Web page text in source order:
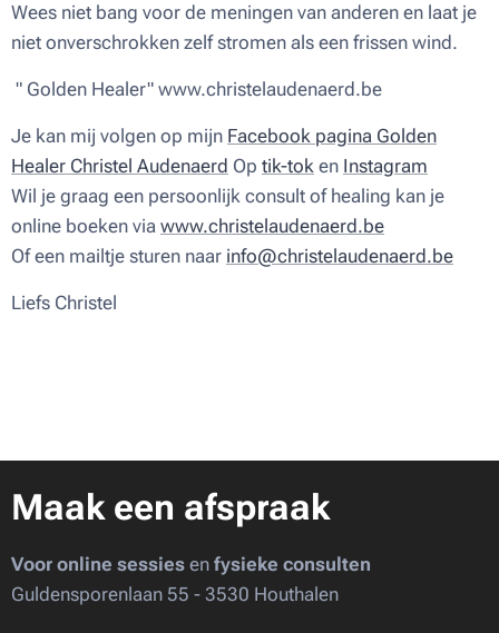
Wees niet bang voor de meningen van anderen en laat je
niet onverschrokken zelf stromen als een frissen wind.
" Golden Healer" www.christelaudenaerd.be
Je kan mij volgen op mijn Facebook pagina Golden
Healer Christel Audenaerd Op tik-tok en Instagram
Wil je graag een persoonlijk consult of healing kan je
online boeken via www.christelaudenaerd.be
Of een mailtje sturen naar info@christelaudenaerd.be
Liefs Christel ♥
Maak een afspraak
Voor online sessies en fysieke consulten
Guldensporenlaan 55 - 3530 Houthalen